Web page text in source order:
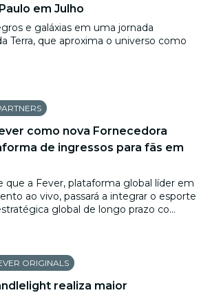
em Julho
e galáxias em uma jornada
Terra, que aproxima o universo como
como nova Fornecedora
de ingressos para fãs em
que a Fever, plataforma global líder em
ao vivo, passará a integrar o esporte
global de longo prazo co...
ORIGINALS
realiza maior